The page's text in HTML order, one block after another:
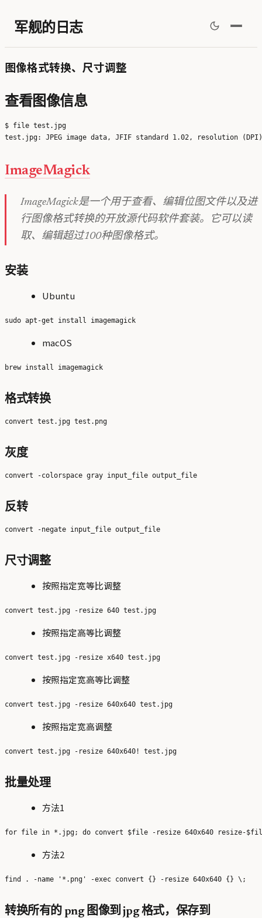
军舰的日志
图像格式转换、尺寸调整
查看图像信息
$ file test.jpg
ImageMagick
ImageMagick是一个用于查看、编辑位图文件以及进
行图像格式转换的开放源代码软件套装。它可以读
取、编辑超过100种图像格式。
安装
Ubuntu
macOS
格式转换
灰度
反转
尺寸调整
按照指定宽等比调整
按照指定高等比调整
按照指定宽高等比调整
按照指定宽高调整
批量处理
方法1
方法2
转换所有的 png 图像到 jpg 格式，保存到